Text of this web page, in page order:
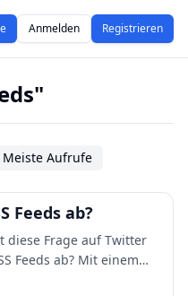
Anmelden Registrieren
Meiste Aufrufe
Feeds ab?
diese Frage auf Twitter
Feeds ab? Mit einem
nämlich was